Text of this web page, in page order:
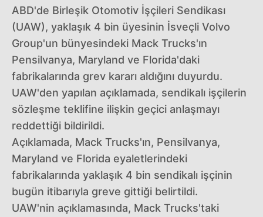
ABD'de Birleşik Otomotiv İşçileri Sendikası
(UAW), yaklaşık 4 bin üyesinin İsveçli Volvo
Group'un bünyesindeki Mack Trucks'ın
Pensilvanya, Maryland ve Florida'daki
fabrikalarında grev kararı aldığını duyurdu.
UAW'den yapılan açıklamada, sendikalı işçilerin
sözleşme teklifine ilişkin geçici anlaşmayı
reddettiği bildirildi.
Açıklamada, Mack Trucks'ın, Pensilvanya,
Maryland ve Florida eyaletlerindeki
fabrikalarında yaklaşık 4 bin sendikalı işçinin
bugün itibarıyla greve gittiği belirtildi.
UAW'nin açıklamasında, Mack Trucks'taki